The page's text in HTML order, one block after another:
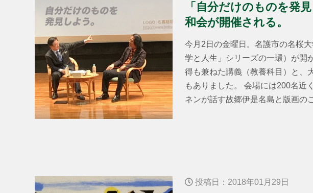
「自分だけのものを発
和会が開催される。
今月2日の金曜日。名護市の名桜
学と人生」シリーズの一環）が開
得も兼ねた講義（教養科目）と、
もありました。 会場には200名近
ネンが話す故郷伊是名島と版画の
投稿日：2018年01月29日